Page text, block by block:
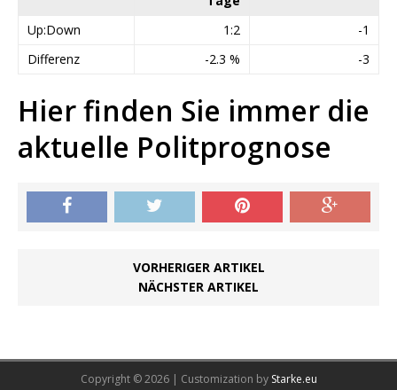
Up:Down 1:2
-1
Differenz
-2.3 % -3
Hier finden Sie immer die
aktuelle Politprognose
VORHERIGER ARTIKEL
NÄCHSTER ARTIKEL
Copyright © 2026 | Customization by Starke.eu